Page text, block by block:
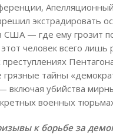
экстрадировать
США — где ему грозит
человек всего лишь
грязные тайны
включая убийства
военных
к борьбе за